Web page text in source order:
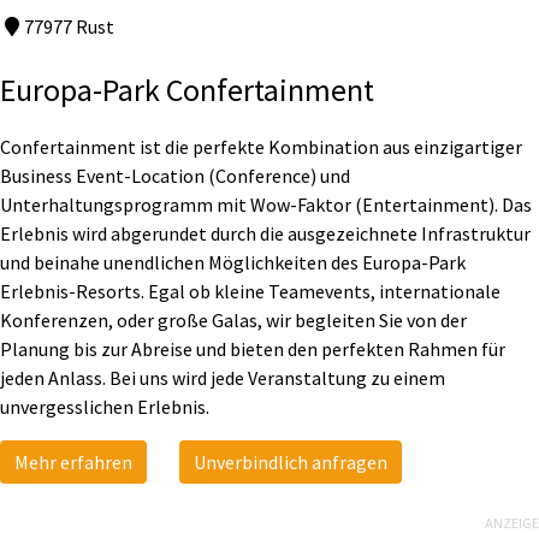
77977 Rust
Europa-Park Confertainment
Confertainment ist die perfekte Kombination aus einzigartiger
Business Event-Location (Conference) und
Unterhaltungsprogramm mit Wow-Faktor (Entertainment). Das
Erlebnis wird abgerundet durch die ausgezeichnete Infrastruktur
und beinahe unendlichen Möglichkeiten des Europa-Park
Erlebnis-Resorts. Egal ob kleine Teamevents, internationale
Konferenzen, oder große Galas, wir begleiten Sie von der
Planung bis zur Abreise und bieten den perfekten Rahmen für
jeden Anlass. Bei uns wird jede Veranstaltung zu einem
unvergesslichen Erlebnis.
Mehr erfahren Unverbindlich anfragen
ANZEIGE